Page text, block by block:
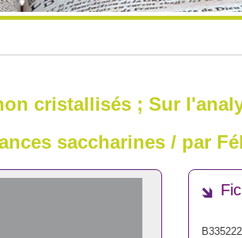
cristallisés ; Sur
saccharines / par